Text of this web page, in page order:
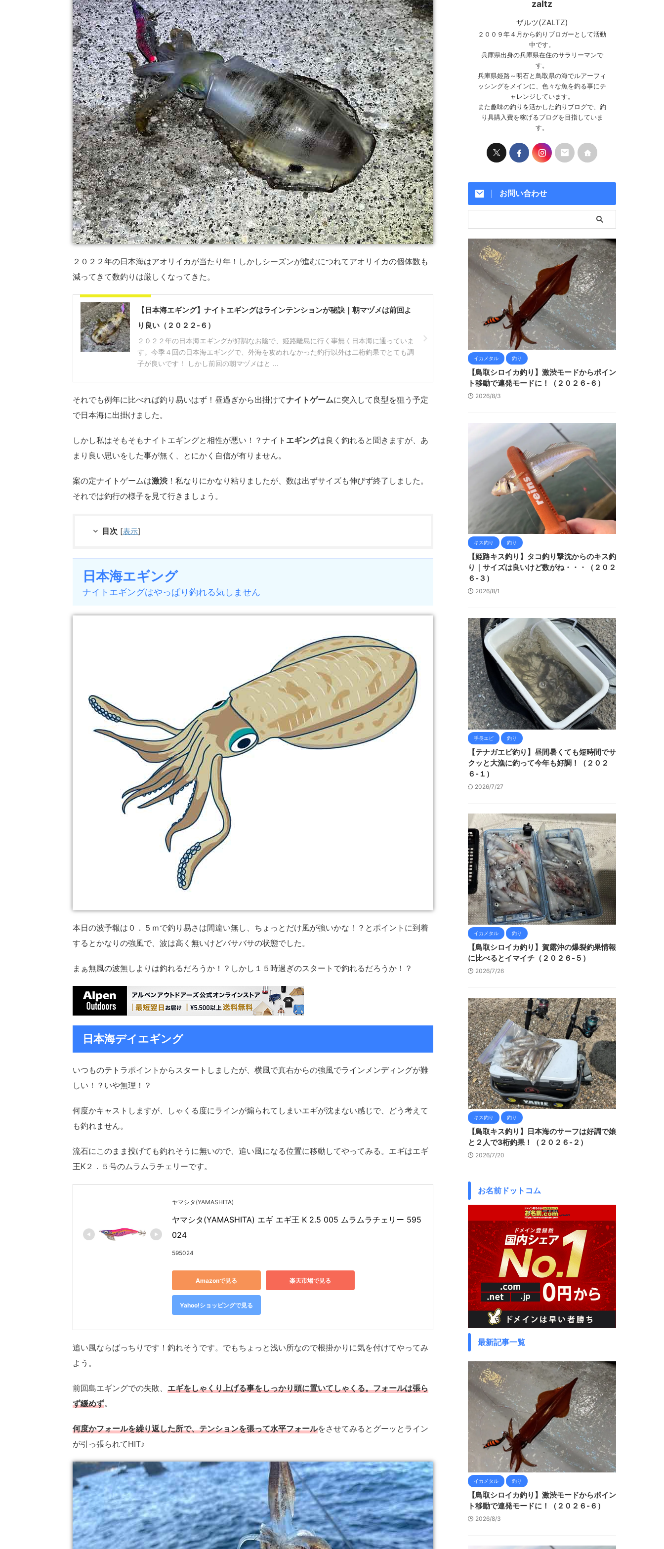
２０２２年の日本海はアオリイカが当たり年！しかしシーズンが進むにつれてアオリイカの個体数も
減ってきて数釣りは厳しくなってきた。
【日本海エギング】ナイトエギングはラインテンションが秘訣｜朝マヅメは前回よ
り良い（２０２２-６）
２０２２年の日本海エギングが好調なお陰で、姫路離島に行く事無く日本海に通っていま
す。今季４回の日本海エギングで、外海を攻めれなかった釣行以外は二桁釣果でとても調
子が良いです！ しかし前回の朝マヅメはと ...
それでも例年に比べれば釣り易いはず！昼過ぎから出掛けてナイトゲームに突入して良型を狙う予定
で日本海に出掛けました。
しかし私はそもそもナイトエギングと相性が悪い！？ナイト エギングは良く釣れると聞きますが、あ
まり良い思いをした事が無く、とにかく自信が有りません。
案の定ナイトゲームは激渋！私なりにかなり粘りましたが、数は出ずサイズも伸びず終了しました。
それでは釣行の様子を見て行きましょう。
目次 [表示]
日本海エギング
ナイトエギングはやっぱり釣れる気しません
本日の波予報は０．５ｍで釣り易さは間違い無し、ちょっとだけ風が強いかな！？とポイントに到着
するとかなりの強風で、波は高く無いけどバサバサの状態でした。
まぁ無風の波無しよりは釣れるだろうか！？しかし１５時過ぎのスタートで釣れるだろうか！？
日本海デイエギング
いつものテトラポイントからスタートしましたが、横風で真右からの強風でラインメンディングが難
しい！？いや無理！？
何度かキャストしますが、しゃくる度にラインが煽られてしまいエギが沈まない感じで、どう考えて
も釣れません。
流石にこのまま投げても釣れそうに無いので、追い風になる位置に移動してやってみる。エギはエギ
王K２．５号のムラムラチェリーです。
ヤマシタ(YAMASHITA)
ヤマシタ(YAMASHITA) エギ エギ王 K 2.5 005 ムラムラチェリー 595
024
595024
Amazonで見る 楽天市場で見る
Yahoo!ショッピングで見る
追い風ならばっちりです！釣れそうです。でもちょっと浅い所なので根掛かりに気を付けてやってみ
よう。
前回島エギングでの失敗、 エギをしゃくり上げる事をしっかり頭に置いてしゃくる。フォールは張ら
ず緩めず。
何度かフォールを繰り返した所で、テンションを張って水平フォールをさせてみるとグーッとライン
が引っ張られてHIT♪
zaltz
ザルツ(ZALTZ)
２００９年４月から釣りブロガーとして活動
中です。
兵庫県出身の兵庫県在住のサラリーマンで
す。
兵庫県姫路～明石と鳥取県の海でルアーフィ
ッシングをメインに、色々な魚を釣る事にチ
ャレンジしています。
また趣味の釣りを活かした釣りブログで、釣
り具購入費を稼げるブログを目指していま
す。
お問い合わせ
イカメタル 釣り
【鳥取シロイカ釣り】激渋モードからポイン
ト移動で連発モードに！（２０２６-６）
2026/8/3
キス釣り 釣り
【姫路キス釣り】タコ釣り撃沈からのキス釣
り｜サイズは良いけど数がね・・・（２０２
６-３）
2026/8/1
手長エビ 釣り
【テナガエビ釣り】昼間暑くても短時間でサ
クッと大漁に釣って今年も好調！（２０２
６-１）
2026/7/27
イカメタル 釣り
【鳥取シロイカ釣り】賀露沖の爆裂釣果情報
に比べるとイマイチ（２０２６-５）
2026/7/26
キス釣り 釣り
【鳥取キス釣り】日本海のサーフは好調で娘
と２人で3桁釣果！（２０２６-２）
2026/7/20
お名前ドットコム
最新記事一覧
イカメタル 釣り
【鳥取シロイカ釣り】激渋モードからポイン
ト移動で連発モードに！（２０２６-６）
2026/8/3